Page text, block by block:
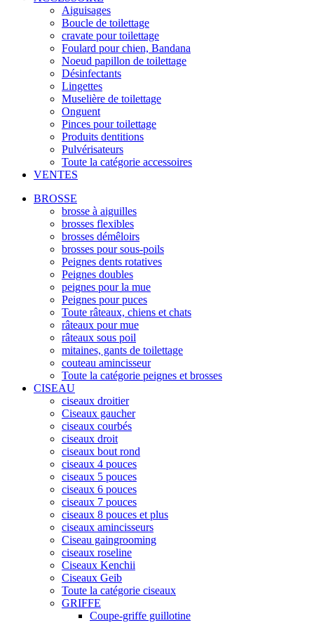
Aiguisages
Boucle de toilettage
cravate pour toilettage
Foulard pour chien, Bandana
Noeud papillon de toilettage
Désinfectants
Lingettes
Muselière de toilettage
Onguent
Pinces pour toilettage
Produits dentitions
Pulvérisateurs
Toute la catégorie accessoires
VENTES
BROSSE
brosse à aiguilles
brosses flexibles
brosses démêloirs
brosses pour sous-poils
Peignes dents rotatives
Peignes doubles
peignes pour la mue
Peignes pour puces
Toute râteaux, chiens et chats
râteaux pour mue
râteaux sous poil
mitaines, gants de toilettage
couteau amincisseur
Toute la catégorie peignes et brosses
CISEAU
ciseaux droitier
Ciseaux gaucher
ciseaux courbés
ciseaux droit
ciseaux bout rond
ciseaux 4 pouces
ciseaux 5 pouces
ciseaux 6 pouces
ciseaux 7 pouces
ciseaux 8 pouces et plus
ciseaux amincisseurs
Ciseau gaingrooming
ciseaux roseline
Ciseaux Kenchii
Ciseaux Geib
Toute la catégorie ciseaux
GRIFFE
Coupe-griffe guillotine